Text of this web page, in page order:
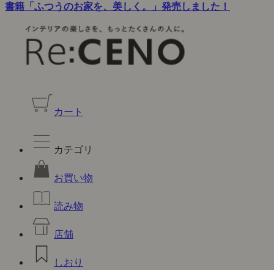
書籍「ふつうのお家を、美しく。」発売しました！
カート
カテゴリ
お買い物
読み物
店舗
しおり